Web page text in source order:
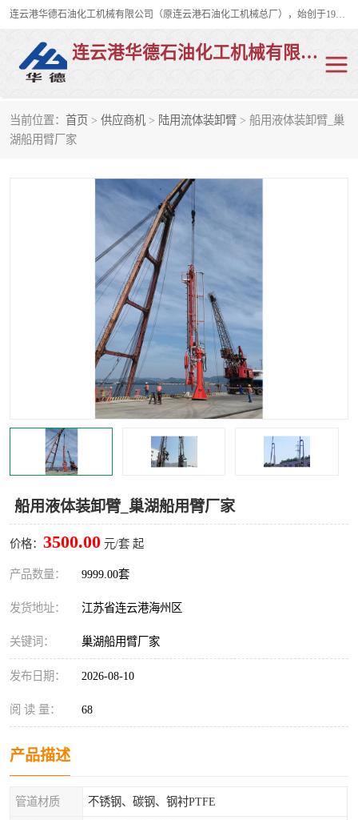
连云港华德石油化工机械有限公司（原连云港石油化工机械总厂），始创于1982年，是从事码头船用流体装卸臂、陆用流体装卸臂（鹤管）、活动梯、钢构平台、定量装车系统等全系列流体装卸设备的设计、制造、销售以及服务的专业供应商。
连云港华德石油化工机械有限公司
当前位置： 首页 > 供应商机 > 陆用流体装卸臂 > 船用液体装卸臂_巢
湖船用臂厂家
船用液体装卸臂_巢湖船用臂厂家
价格： 3500.00 元/套 起
产品数量： 9999.00套
发货地址： 江苏省连云港海州区
关键词： 巢湖船用臂厂家
发布日期： 2026-08-10
阅 读 量： 68
产品描述
管道材质 不锈钢、碳钢、钢衬PTFE
陆用流体装卸臂
液氯鹤管
活动梯
输油臂
紧急脱离干式接头 火车鹤管
顶部鹤管
低温鹤管
浮动出油装置